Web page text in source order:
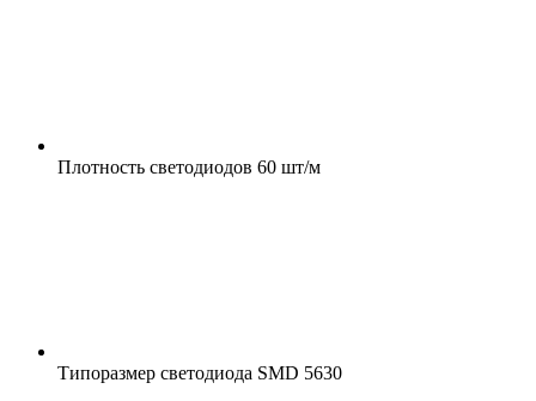
Плотность светодиодов 60 шт/м
Типоразмер светодиода SMD 5630